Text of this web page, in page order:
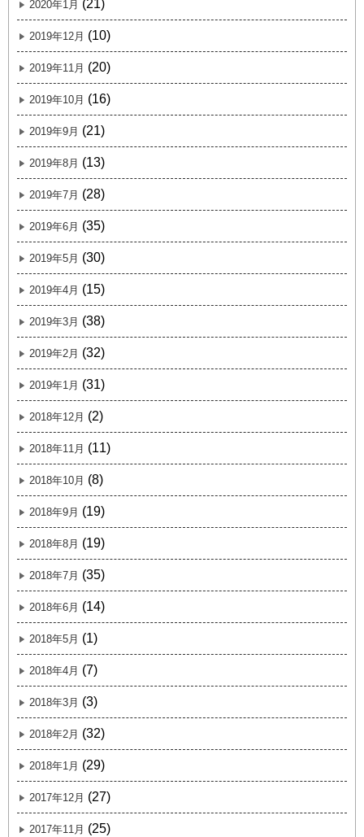
2020年1月 (21)
2019年12月 (10)
2019年11月 (20)
2019年10月 (16)
2019年9月 (21)
2019年8月 (13)
2019年7月 (28)
2019年6月 (35)
2019年5月 (30)
2019年4月 (15)
2019年3月 (38)
2019年2月 (32)
2019年1月 (31)
2018年12月 (2)
2018年11月 (11)
2018年10月 (8)
2018年9月 (19)
2018年8月 (19)
2018年7月 (35)
2018年6月 (14)
2018年5月 (1)
2018年4月 (7)
2018年3月 (3)
2018年2月 (32)
2018年1月 (29)
2017年12月 (27)
2017年11月 (25)